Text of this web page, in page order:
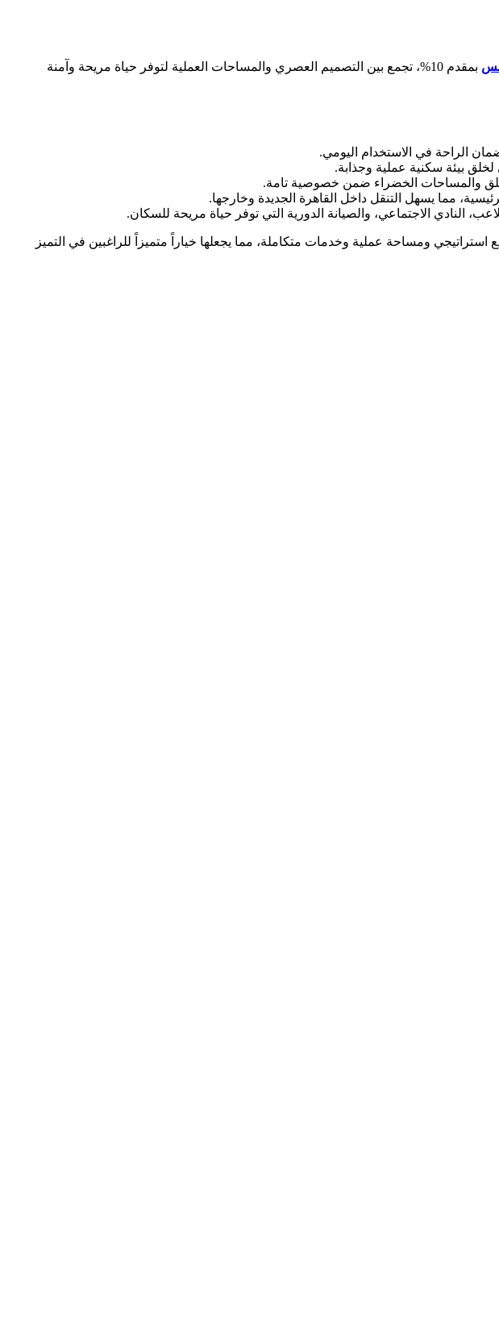
بمقدم 10%، تجمع بين التصميم العصري والمساحات العملية لتوفر حياة مريحة وآمنة
بيئة سكنية عملية وجذابة.
والمساحات الخضراء ضمن خصوصية تامة.
مما يسهل التنقل داخل القاهرة الجديدة وخارجها.
النادي الاجتماعي، والصيانة الدورية التي توفر حياة مريحة للسكان.
ومساحة عملية وخدمات متكاملة، مما يجعلها خياراً متميزاً للراغبين في التميز